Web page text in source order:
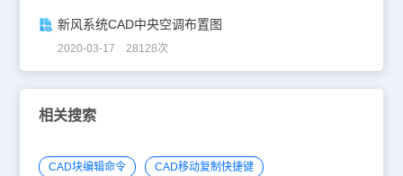
新风系统CAD中央空调布置图
2020-03-17 28128次
相关搜索
CAD块编辑命令 CAD移动复制快捷键